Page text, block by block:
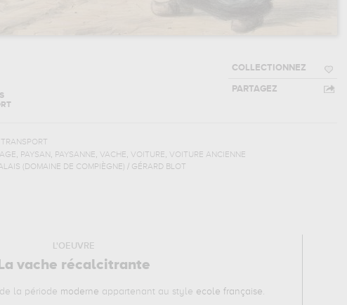
COLLECTIONNEZ
PARTAGEZ
TRANSPORT
, PAYSAN, PAYSANNE, VACHE, VOITURE, VOITURE ANCIENNE
(DOMAINE DE COMPIÈGNE) / GÉRARD BLOT
L'OEUVRE
La vache récalcitrante
de la période moderne appartenant au style ecole française.